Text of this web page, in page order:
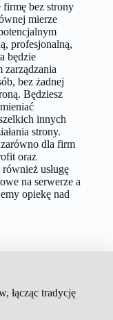
firmę bez strony
mierze
profesjonalną,
będzie
bez żadnej
Będziesz
innych
strony.
dla firm
oraz
usługę
na serwerze a
opiekę nad
łącząc tradycję